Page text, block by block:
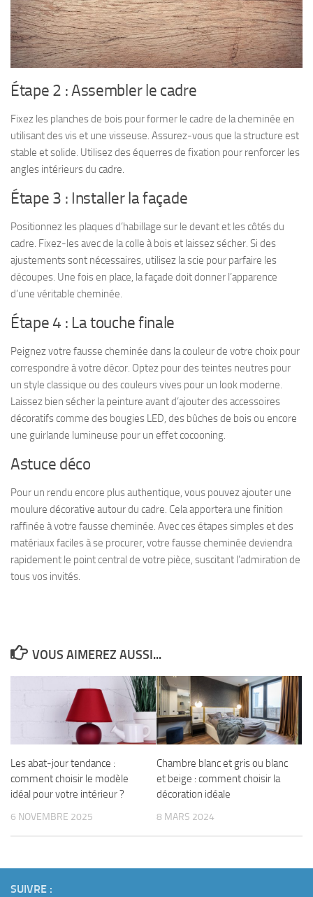
Étape 2 : Assembler le cadre
Fixez les planches de bois pour former le cadre de la cheminée en
utilisant des vis et une visseuse. Assurez-vous que la structure est
stable et solide. Utilisez des équerres de fixation pour renforcer les
angles intérieurs du cadre.
Étape 3 : Installer la façade
Positionnez les plaques d’habillage sur le devant et les côtés du
cadre. Fixez-les avec de la colle à bois et laissez sécher. Si des
ajustements sont nécessaires, utilisez la scie pour parfaire les
découpes. Une fois en place, la façade doit donner l’apparence
d’une véritable cheminée.
Étape 4 : La touche finale
Peignez votre fausse cheminée dans la couleur de votre choix pour
correspondre à votre décor. Optez pour des teintes neutres pour
un style classique ou des couleurs vives pour un look moderne.
Laissez bien sécher la peinture avant d’ajouter des accessoires
décoratifs comme des bougies LED, des bûches de bois ou encore
une guirlande lumineuse pour un effet cocooning.
Astuce déco
Pour un rendu encore plus authentique, vous pouvez ajouter une
moulure décorative autour du cadre. Cela apportera une finition
raffinée à votre fausse cheminée. Avec ces étapes simples et des
matériaux faciles à se procurer, votre fausse cheminée deviendra
rapidement le point central de votre pièce, suscitant l’admiration de
tous vos invités.
VOUS AIMEREZ AUSSI...
Les abat-jour tendance :
comment choisir le modèle
idéal pour votre intérieur ?
6 NOVEMBRE 2025
Chambre blanc et gris ou blanc
et beige : comment choisir la
décoration idéale
8 MARS 2024
SUIVRE :